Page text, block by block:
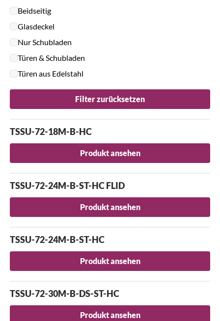
Beidseitig
Glasdeckel
Nur Schubladen
Türen & Schubladen
Türen aus Edelstahl
Filter zurücksetzen
TSSU-72-18M-B-HC
Produkt ansehen
TSSU-72-24M-B-ST-HC FLID
Produkt ansehen
TSSU-72-24M-B-ST-HC
Produkt ansehen
TSSU-72-30M-B-DS-ST-HC
Produkt ansehen